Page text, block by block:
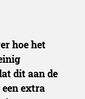
hoe het
dit aan de
extra